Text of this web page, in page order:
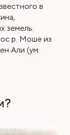
в
земель.
р. Моше из
Али (ум.